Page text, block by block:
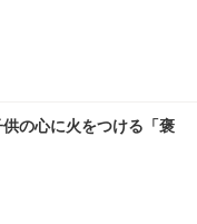
供の心に火をつける「褒